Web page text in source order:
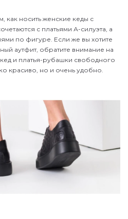
носить женские кеды с
с платьями А-силуэта, а
по фигуре. Если же вы хотите
аутфит, обратите внимание на
и платья-рубашки свободного
красиво, но и очень удобно.